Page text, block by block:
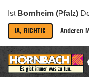
Ist Bornheim (Pfalz)
JA, RICHTIG Anderen